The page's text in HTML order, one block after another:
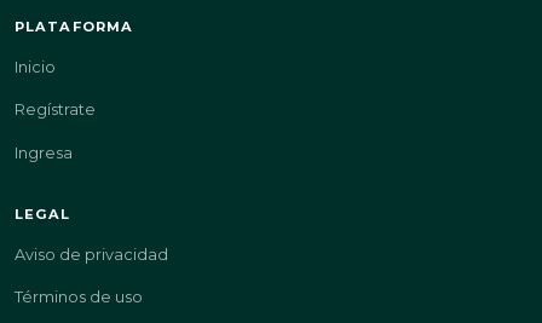
PLATAFORMA
Inicio
Regístrate
Ingresa
LEGAL
Aviso de privacidad
Términos de uso